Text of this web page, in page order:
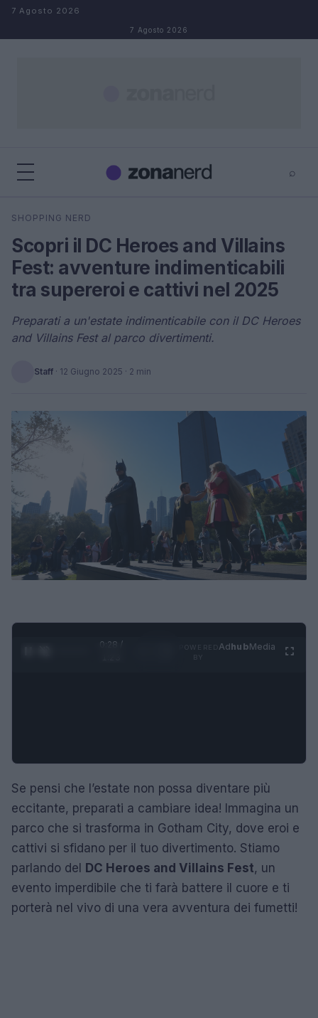
Salta al contenuto
7 Agosto 2026
7 Agosto 2026
⌕
Cerca
SHOPPING NERD
Scopri il DC Heroes and Villains
Fest: avventure indimenticabili
tra supereroi e cattivi nel 2025
Preparati a un'estate indimenticabile con il DC Heroes
and Villains Fest al parco divertimenti.
Staff · 12 Giugno 2025 · 2 min
0:28 /
AdhubMedia
Se pensi che l’estate non possa diventare più
eccitante, preparati a cambiare idea! Immagina un
parco che si trasforma in Gotham City, dove eroi e
cattivi si sfidano per il tuo divertimento. Stiamo
parlando del DC Heroes and Villains Fest, un
evento imperdibile che ti farà battere il cuore e ti
porterà nel vivo di una vera avventura dei fumetti!